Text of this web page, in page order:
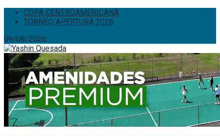
COPA CENTROAMERICANA
TORNEO APERTURA 2026
09/08/2026